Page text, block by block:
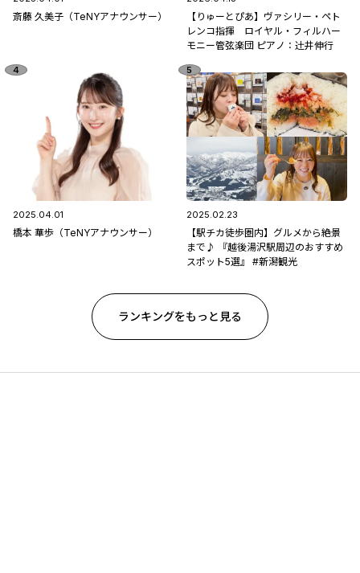
斎藤 久美子（TeNYアナウンサー）
【りゅーとぴあ】ヴァシリー・ペト
レンコ指揮 ロイヤル・フィルハー
モニー管弦楽団 ピアノ：辻󠄀井伸行
2025.04.01
橋本 華歩（TeNYアナウンサー）
2025.02.23
【駅チカ徒歩圏内】グルメから絶景
まで♪ 『越後湯沢駅周辺のおすすめ
スポット5選』 #新潟観光
ランキングをもっと見る